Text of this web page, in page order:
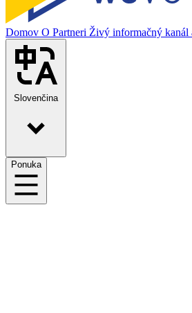
Domov O Partneri Živý informačný kanál
Slovenčina
Ponuka